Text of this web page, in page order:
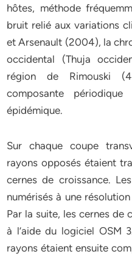
hôtes, méthode
bruit relié aux variations
et Arsenault (2004), la
occidental (Thuja
région de Rimouski
composante
épidémique.
Sur chaque coupe
rayons opposés étaient
cernes de croissance.
numérisés à une
Par la suite, les cernes de
à l’aide du logiciel OSM
rayons étaient ensuite